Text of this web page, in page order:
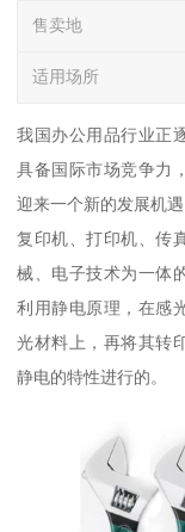
售卖地
适用场所
我国办公用品行业正
具备国际市场竞争力
迎来一个新的发展机遇
复印机、打印机、传
械、电子技术为一体
利用静电原理，在感
光材料上，再将其转
静电的特性进行的。